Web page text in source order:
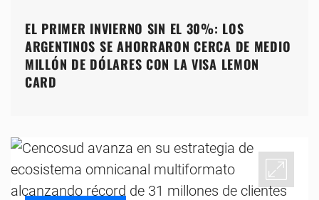
EL PRIMER INVIERNO SIN EL 30%: LOS
ARGENTINOS SE AHORRARON CERCA DE MEDIO
MILLÓN DE DÓLARES CON LA VISA LEMON
CARD